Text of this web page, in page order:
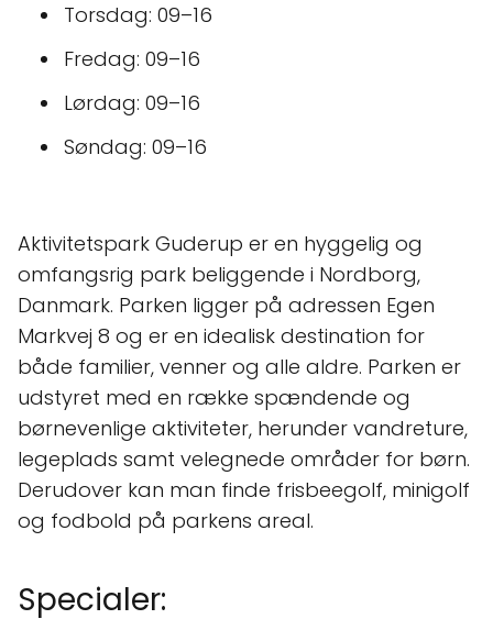
Torsdag: 09–16
Fredag: 09–16
Lørdag: 09–16
Søndag: 09–16
Aktivitetspark Guderup er en hyggelig og
omfangsrig park beliggende i Nordborg,
Danmark. Parken ligger på adressen Egen
Markvej 8 og er en idealisk destination for
både familier, venner og alle aldre. Parken er
udstyret med en række spændende og
børnevenlige aktiviteter, herunder vandreture,
legeplads samt velegnede områder for børn.
Derudover kan man finde frisbeegolf, minigolf
og fodbold på parkens areal.
Specialer: